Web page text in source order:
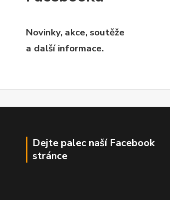
Novinky, akce, soutěže
a další informace.
Dejte palec naší Facebook
stránce